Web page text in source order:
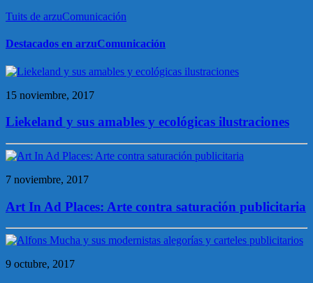
Tuits de arzuComunicación
Destacados en arzuComunicación
15 noviembre, 2017
Liekeland y sus amables y ecológicas ilustraciones
7 noviembre, 2017
Art In Ad Places: Arte contra saturación publicitaria
9 octubre, 2017